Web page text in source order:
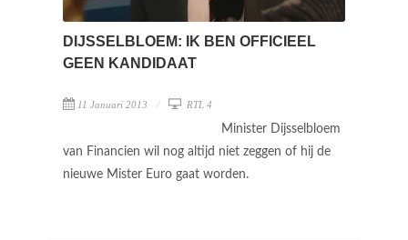
DIJSSELBLOEM: IK BEN OFFICIEEL
GEEN KANDIDAAT
11 Januari 2013 RTL 4
Minister Dijsselbloem
van Financien wil nog altijd niet zeggen of hij de
nieuwe Mister Euro gaat worden.